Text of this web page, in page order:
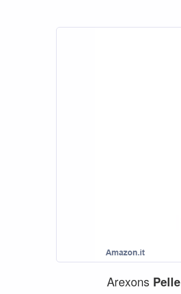
Arexons Pelle